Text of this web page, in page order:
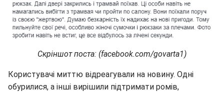
Скріншот поста: (facebook.com/govarta1)
Користувачі миттю відреагували на новину. Одні
обурилися, а інші вирішили підтримати ромів,